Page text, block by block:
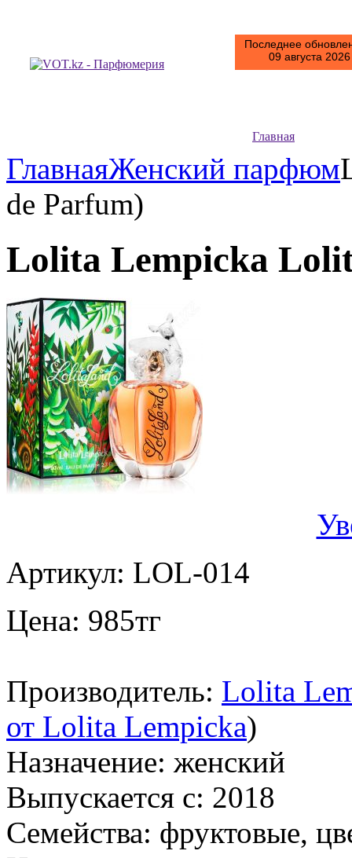
Последнее
09 августа
Главная
ГлавнаяЖенский парфюм
de Parfum)
Lolita Lempicka
Артикул: LOL-014
Цена: 985тг
Производитель: Lolita
от Lolita Lempicka)
Назначение: женский
Выпускается с: 2018
Семейства: фруктовые,